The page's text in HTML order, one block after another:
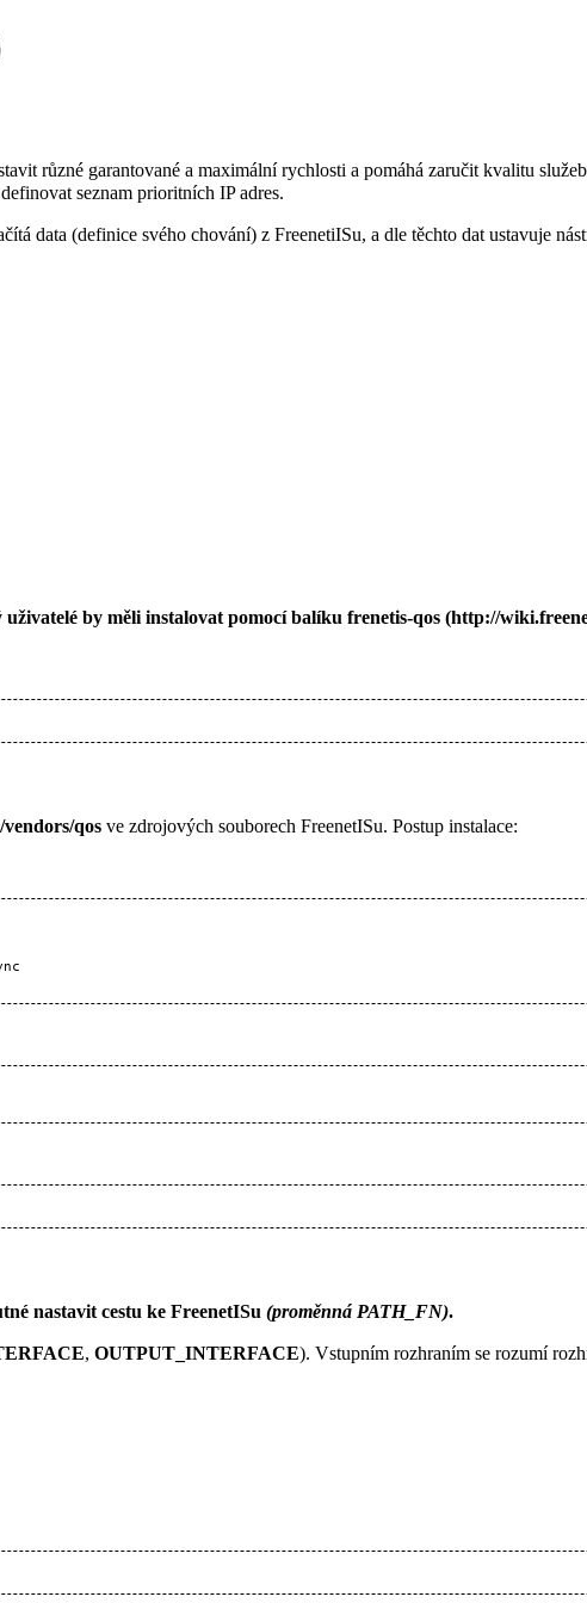
různé garantované a maximální rychlosti a pomáhá zaručit kvalitu
seznam prioritních IP adres.
data (definice svého chování) z FreenetiISu, a dle těchto dat ustavuje
by měli instalovat pomocí balíku frenetis-qos
qos ve zdrojových souborech FreenetISu. Postup instalace:
nastavit cestu ke FreenetISu (proměnná PATH_FN).
, OUTPUT_INTERFACE). Vstupním rozhraním se rozumí